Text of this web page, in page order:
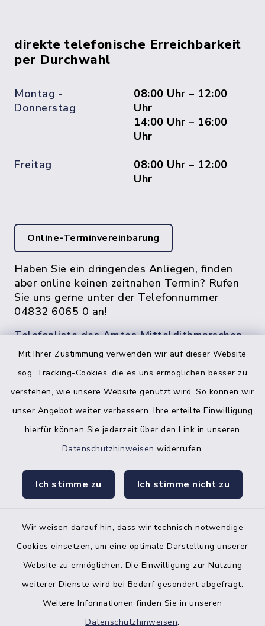
Mit Ihrer Zustimmung verwenden wir auf dieser Website
sog. Tracking-Cookies, die es uns ermöglichen besser zu
verstehen, wie unsere Website genutzt wird. So können wir
unser Angebot weiter verbessern. Ihre erteilte Einwilligung
hierfür können Sie jederzeit über den Link in unseren
Datenschutzhinweisen widerrufen.
Ich stimme zu Ich stimme nicht zu
Wir weisen darauf hin, dass wir technisch notwendige
Cookies einsetzen, um eine optimale Darstellung unserer
Website zu ermöglichen. Die Einwilligung zur Nutzung
weiterer Dienste wird bei Bedarf gesondert abgefragt.
Weitere Informationen finden Sie in unseren
Datenschutzhinweisen.
direkte telefonische Erreichbarkeit
per Durchwahl
Montag -
Donnerstag
08:00 Uhr – 12:00
Uhr
14:00 Uhr – 16:00
Uhr
Freitag
08:00 Uhr – 12:00
Uhr
Online-Terminvereinbarung
Haben Sie ein dringendes Anliegen, finden
aber online keinen zeitnahen Termin? Rufen
Sie uns gerne unter der Telefonnummer
04832 6065 0 an!
Telefonliste des Amtes Mitteldithmarschen
facebook
Bankverbindung der Amtskasse
Barrierefreiheit